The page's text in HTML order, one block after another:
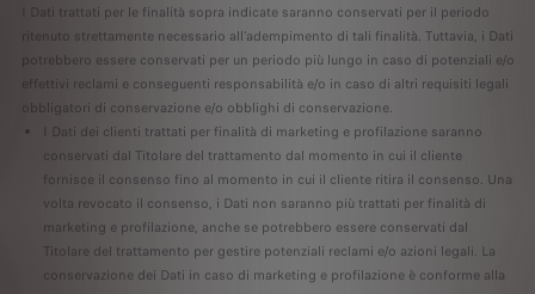
I Dati trattati per le finalità sopra indicate saranno conservati per il periodo
ritenuto strettamente necessario all'adempimento di tali finalità. Tuttavia, i Dati
potrebbero essere conservati per un periodo più lungo in caso di potenziali e/o
effettivi reclami e conseguenti responsabilità e/o in caso di altri requisiti legali
obbligatori di conservazione e/o obblighi di conservazione.
I Dati dei clienti trattati per finalità di marketing e profilazione saranno
conservati dal Titolare del trattamento dal momento in cui il cliente
fornisce il consenso fino al momento in cui il cliente ritira il consenso. Una
volta revocato il consenso, i Dati non saranno più trattati per finalità di
marketing e profilazione, anche se potrebbero essere conservati dal
Titolare del trattamento per gestire potenziali reclami e/o azioni legali. La
conservazione dei Dati in caso di marketing e profilazione è conforme alla